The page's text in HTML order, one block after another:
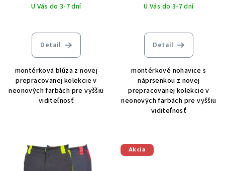
U Vás do 3-7 dní
Detail
montérková blúza z novej
prepracovanej kolekcie v
neonových farbách pre vyššiu
viditeľnosť
U Vás do 3-7 dní
Detail
montérkové nohavice s
náprsenkou z novej
prepracovanej kolekcie v
neonových farbách pre vyššiu
viditeľnosť
Akcia